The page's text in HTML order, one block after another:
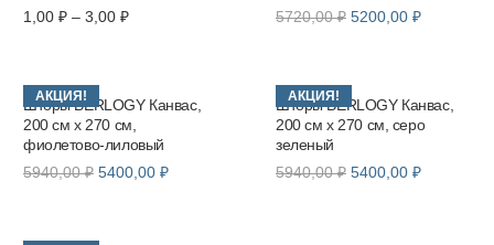
1,00 ₽ – 3,00 ₽Диапазон
3,00 ₽
5720,00₽ Первоначальная
5720,00 ₽.
5200,00 ₽Текущая
АКЦИЯ!
Шторы BERLOGY Канвас,
200 см х 270 см,
фиолетово-лиловый
5940,00₽ Первоначальная
5940,00 ₽.
5400,00 ₽Текущая
АКЦИЯ!
Шторы BERLOGY Канвас,
200 см х 270 см, серо
зеленый
5940,00₽ Первоначальная
5400,00 ₽Текущая